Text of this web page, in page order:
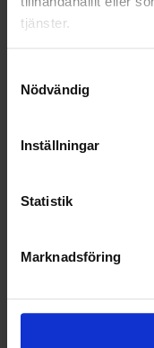
tjänster.
Nödvändig
Inställningar
Statistik
Marknadsföring
RENHÅLLNING
SOCIALT ANSVAR
VELLINGE